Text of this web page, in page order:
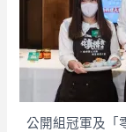
公開組冠軍及「